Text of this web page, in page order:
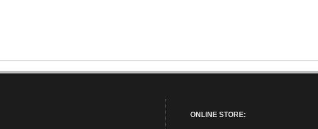
ONLINE STORE: